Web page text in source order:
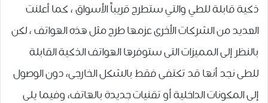
ذكية قابلة للطي والتي ستطرح قريباً الأسواق ، كما أعلنت
العديد من الشركات الأخرى عزمها طرح مثل هذه الهواتف ، لكن
بالنظر إلى المميزات التى ستوفرها الهواتف الذكية القابلة
للطى نجد أنها قد تكتفى فقط بالشكل الخارجى، دون الوصول
إلى المكونات الداخلية أو تقنيات جديدة بالهاتف، وفيما يلى